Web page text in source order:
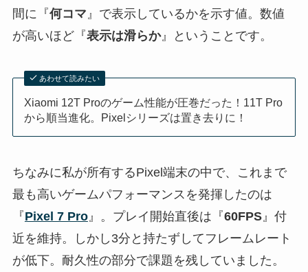
間に『何コマ』で表示しているかを示す値。数値
が高いほど『表示は滑らか』ということです。
あわせて読みたい
Xiaomi 12T Proのゲーム性能が圧巻だった！11T Pro
から順当進化。Pixelシリーズは置き去りに！
ちなみに私が所有するPixel端末の中で、これまで
最も高いゲームパフォーマンスを発揮したのは
『Pixel 7 Pro』。プレイ開始直後は『60FPS』付
近を維持。しかし3分と持たずしてフレームレート
が低下。耐久性の部分で課題を残していました。